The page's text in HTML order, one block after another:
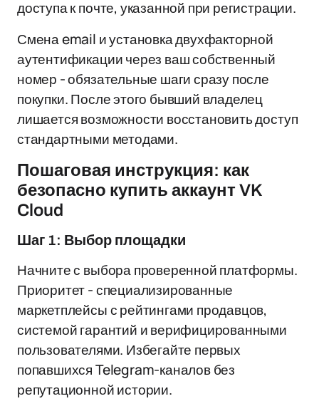
доступа к почте, указанной при регистрации.
Смена email и установка двухфакторной
аутентификации через ваш собственный
номер - обязательные шаги сразу после
покупки. После этого бывший владелец
лишается возможности восстановить доступ
стандартными методами.
Пошаговая инструкция: как
безопасно купить аккаунт VK
Cloud
Шаг 1: Выбор площадки
Начните с выбора проверенной платформы.
Приоритет - специализированные
маркетплейсы с рейтингами продавцов,
системой гарантий и верифицированными
пользователями. Избегайте первых
попавшихся Telegram-каналов без
репутационной истории.